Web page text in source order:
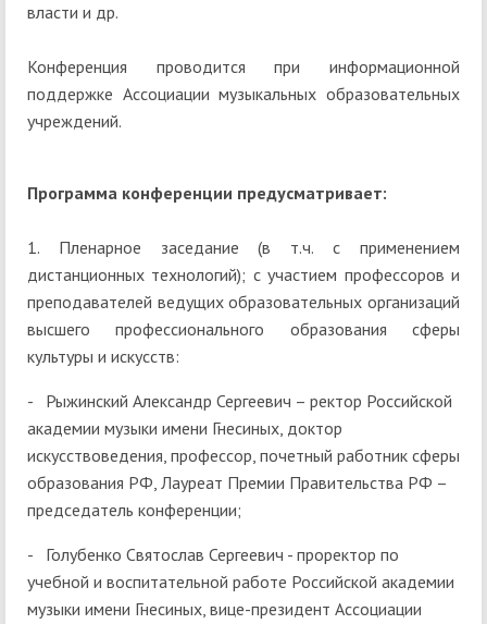
власти и др.
Конференция проводится при информационной
поддержке Ассоциации музыкальных образовательных
учреждений.
Программа конференции предусматривает:
1. Пленарное заседание (в т.ч. с применением
дистанционных технологий); с участием профессоров и
преподавателей ведущих образовательных организаций
высшего профессионального образования сферы
культуры и искусств:
- Рыжинский Александр Сергеевич – ректор Российской
академии музыки имени Гнесиных, доктор
искусствоведения, профессор, почетный работник сферы
образования РФ, Лауреат Премии Правительства РФ –
председатель конференции;
- Голубенко Святослав Сергеевич - проректор по
учебной и воспитательной работе Российской академии
музыки имени Гнесиных, вице-президент Ассоциации